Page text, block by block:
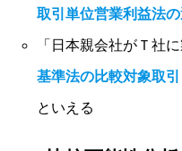
取引単位営業利益法
「日本親会社がＴ社
基準法の比較対象取
といえる